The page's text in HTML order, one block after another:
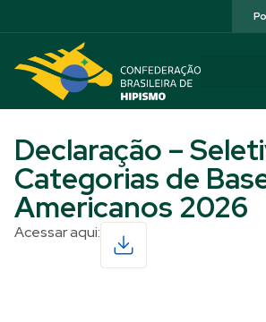
Declaração –
Categorias de
Americanos 2026
Acessar aqui: